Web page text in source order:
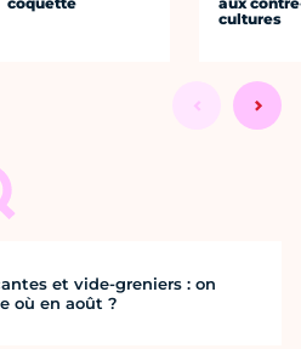
cultures
et vide-greniers : on
où en août ?